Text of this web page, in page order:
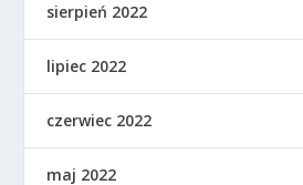
sierpień 2022
lipiec 2022
czerwiec 2022
maj 2022